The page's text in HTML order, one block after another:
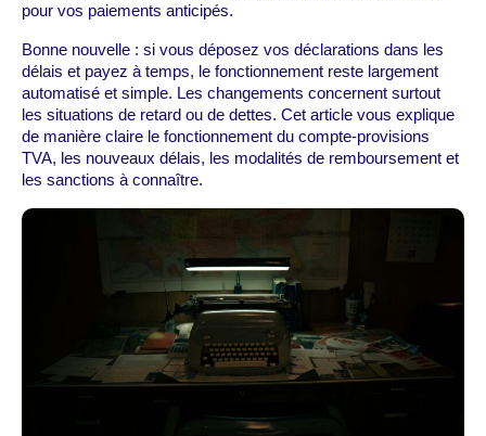
pour vos paiements anticipés.
Bonne nouvelle : si vous déposez vos déclarations dans les
délais et payez à temps, le fonctionnement reste largement
automatisé et simple. Les changements concernent surtout
les situations de retard ou de dettes. Cet article vous explique
de manière claire le fonctionnement du compte-provisions
TVA, les nouveaux délais, les modalités de remboursement et
les sanctions à connaître.